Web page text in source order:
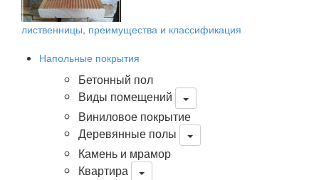
лиственницы, преимущества и классификация
Напольные покрытия
Бетонный пол
Виды помещений
Виниловое покрытие
Деревянные полы
Камень и мрамор
Квартира